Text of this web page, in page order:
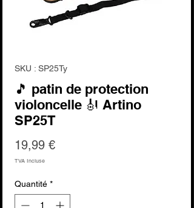
SKU : SP25Ty
🎵 patin de protection
violoncelle 🎻 Artino
SP25T
19,99 €Prix
TVA Incluse
Quantité *